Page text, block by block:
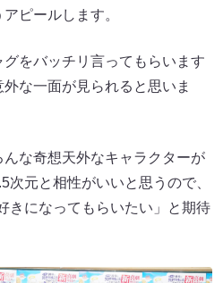
ピールします。
グをバッチリ言ってもらいます
な一面が見られると思いま
な奇想天外なキャラクターが
次元と相性がいいと思うので、
きになってもらいたい」と期待